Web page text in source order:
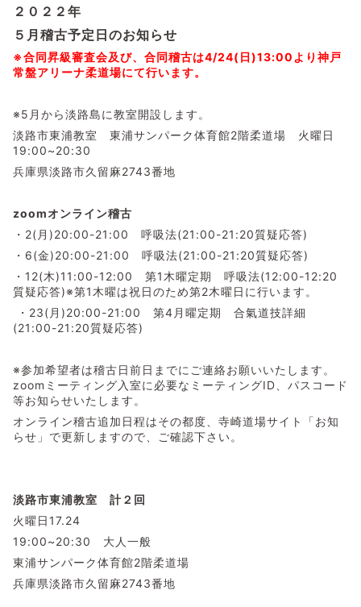
２０２２年
５月稽古予定日のお知らせ
※合同昇級審査会及び、合同稽古は4/24(日)13:00より神戸
常盤アリーナ柔道場にて行います。
※5月から淡路島に教室開設します。
淡路市東浦教室 東浦サンパーク体育館2階柔道場 火曜日
19:00~20:30
兵庫県淡路市久留麻2743番地
zoomオンライン稽古
・2(月)20:00-21:00 呼吸法(21:00-21:20質疑応答)
・6(金)20:00-21:00 呼吸法(21:00-21:20質疑応答)
・12(木)11:00-12:00 第1木曜定期 呼吸法(12:00-12:20
質疑応答)※第1木曜は祝日のため第2木曜日に行います。
・23(月)20:00-21:00 第4月曜定期 合氣道技詳細
(21:00-21:20質疑応答)
※参加希望者は稽古日前日までにご連絡お願いいたします。
zoomミーティング入室に必要なミーティングID、パスコード
等お知らせいたします。
オンライン稽古追加日程はその都度、寺崎道場サイト「お知
らせ」で更新しますので、ご確認下さい。
淡路市東浦教室 計２回
火曜日17.24
19:00~20:30 大人一般
東浦サンパーク体育館2階柔道場
兵庫県淡路市久留麻2743番地